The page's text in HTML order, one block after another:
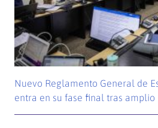
Nuevo Reglamento General de
entra en su fase final tras